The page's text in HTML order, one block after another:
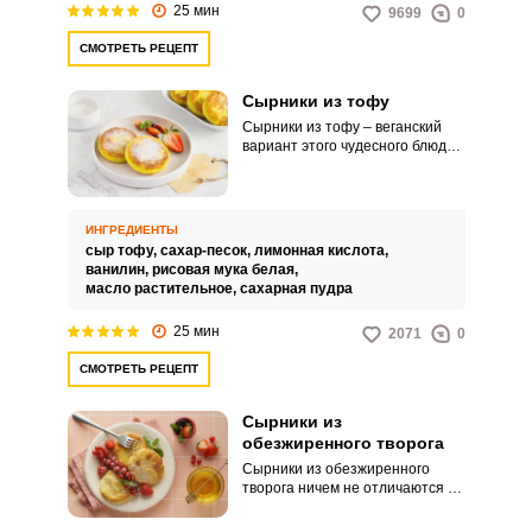
25 мин 9699 0
СМОТРЕТЬ РЕЦЕПТ
Сырники из тофу
Сырники из тофу – веганский
вариант этого чудесного блюда.
ИНГРЕДИЕНТЫ
сыр тофу, сахар-песок, лимонная кислота,
ванилин, рисовая мука белая,
масло растительное, сахарная пудра
25 мин 2071 0
СМОТРЕТЬ РЕЦЕПТ
Сырники из
обезжиренного творога
Сырники из обезжиренного
творога ничем не отличаются от